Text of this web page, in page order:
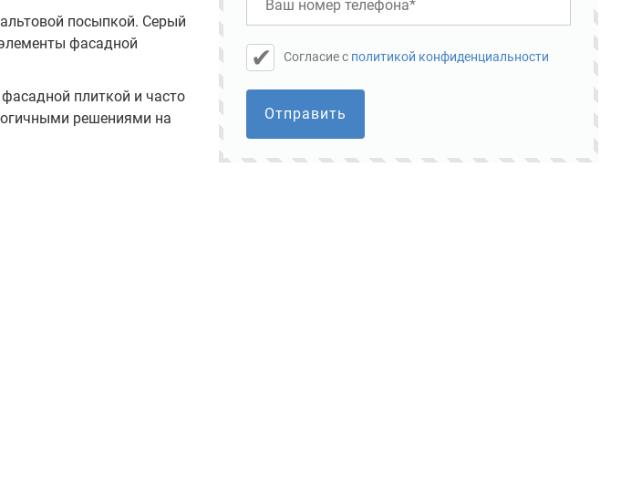
посыпкой. Серый
фасадной
плиткой и часто
решениями на
Cогласие с политикой конфиденциальности
Отправить